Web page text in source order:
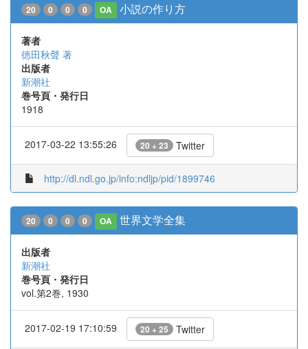
20 0 0 0 OA 小説の作り方
著者
徳田秋聲 著
出版者
新潮社
巻号頁・発行日
1918
2017-03-22 13:55:26 20 + 23 Twitter
http://dl.ndl.go.jp/info:ndljp/pid/1899746
20 0 0 0 OA 世界文学全集
出版者
新潮社
巻号頁・発行日
vol.第2巻, 1930
2017-02-19 17:10:59 20 + 25 Twitter